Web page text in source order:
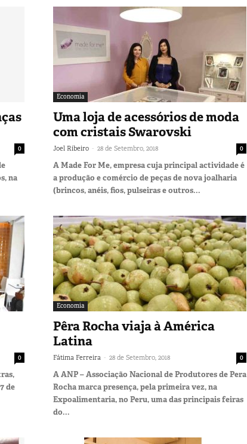
0
na
Economia
Uma loja de acessórios de moda
com cristais Swarovski
Joel Ribeiro - 28 de Setembro, 2018 0
A Made For Me, empresa cuja principal actividade é
a produção e comércio de peças de nova joalharia
(brincos, anéis, fios, pulseiras e outros...
0
de
Economia
Pêra Rocha viaja à América
Latina
Fátima Ferreira - 28 de Setembro, 2018 0
A ANP – Associação Nacional de Produtores de Pera
Rocha marca presença, pela primeira vez, na
Expoalimentaria, no Peru, uma das principais feiras
do...